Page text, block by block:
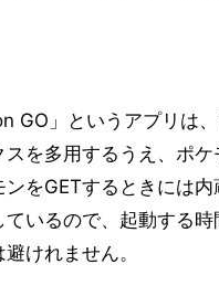
GO」というアプリは
スを多用するうえ、ポ
ンをGETするときには
ているので、起動する
けれません。